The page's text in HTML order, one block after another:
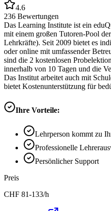
4.6
236 Bewertungen
Das Learning Institute ist ein
mit einem großen Tutoren-Pool
Lehrkräfte). Seit 2009 bietet es
oder online mit umfassender
sind die 2 kostenlosen
innerhalb von 10 Tagen und die
Das Institut arbeitet auch mit
bietet Kostenunterstützung für
Ihre Vorteile:
Lehrperson kommt zu
Professionelle
Persönlicher Support
Preis
CHF 81-133/h